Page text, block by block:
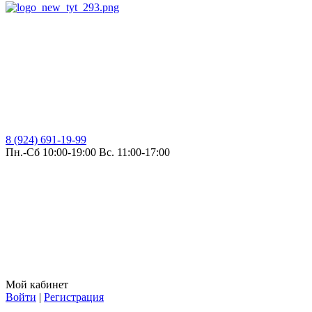
8 (924) 691-19-99
Пн.-Сб 10:00-19:00 Вс. 11:00-17:00
Мой кабинет
Войти | Регистрация